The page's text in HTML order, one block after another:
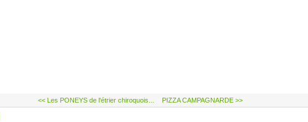
<< Les PONEYS de l'étrier chiroquois... PIZZA CAMPAGNARDE >>